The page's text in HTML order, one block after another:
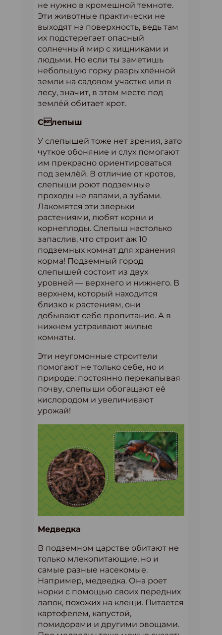
не нужно в кромешной темноте.
Эти животные практически не
выходят на поверхность, ведь там
их подстерегает опасный
солнечный мир с хищниками и
людьми. Но если ты заметишь
небольшую горку разрыхлённой
земли на садовом участке или в
лесу, значит, в этом месте под
землёй обитает крот.
Слепыш
У слепышей тоже нет зрения, зато
чуткое обоняние и слух помогают
им прекрасно ориентироваться
под землёй. В отличие от кротов,
слепыши роют подземные
проходы не лапами, а зубами.
Лакомятся эти зверьки
растениями, любят корни и
корнеплоды. Слепыш настолько
запаслив, что строит аж 10
подземных комнат для хранения
корма! Подземный город
слепышей состоит из двух
уровней — верхнего и нижнего. В
верхнем, который находится
близко к растениям, они
добывают себе пропитание. А в
нижнем устраивают жилые
комнаты.
Эти неугомонные строители
помогают не только себе, но и
природе: постоянно перекапывая
почву, слепыши обогащают её
кислородом и увеличивают
урожай!
Медведка
В подземном царстве обитают не
только млекопитающие, но и
самые разные насекомые.
Например, медведка. Она роет
норки с помощью своих передних
лапок, похожих на клещи. Питается
картофелем, капустой,
помидорами и другими овощами.